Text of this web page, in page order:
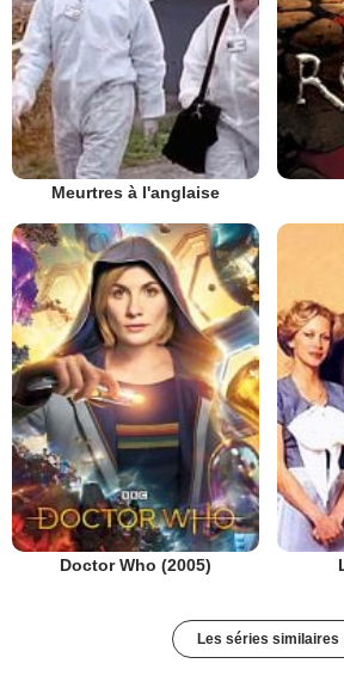
Meurtres à l'anglaise
Doctor Who (2005)
Les séries similaires